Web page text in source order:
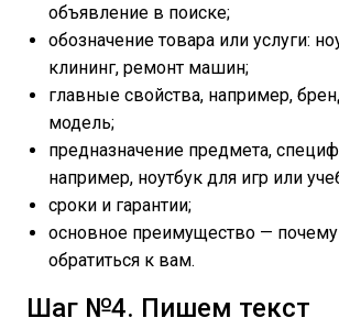
объявление в поиске;
обозначение товара или услуги:
клининг, ремонт машин;
главные свойства, например,
модель;
предназначение предмета,
например, ноутбук для игр или
сроки и гарантии;
основное преимущество —
обратиться к вам.
Шаг №4. Пишем текст